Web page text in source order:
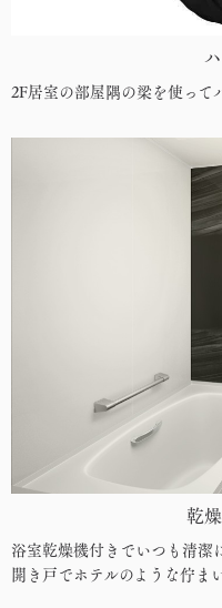
2F居室の部屋隅の梁を使って
乾
浴室乾燥機付きでいつも清潔
開き戸でホテルのような佇まい